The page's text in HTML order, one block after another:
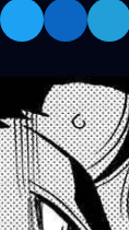
Capítulo